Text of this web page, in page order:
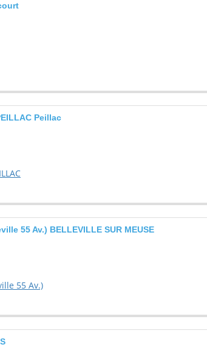
Peillac
55 Av.) BELLEVILLE SUR MEUSE
55 Av.)